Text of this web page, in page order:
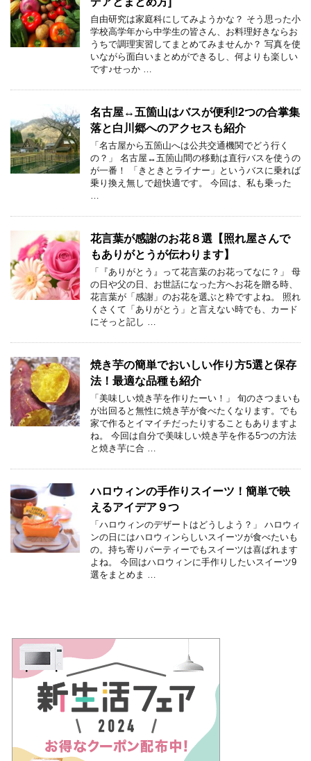
自由研究は家庭科にしてみようかな？ そう思った小
学校高学年から中学生の皆さん、お料理好きならお
うちで調理実習してまとめてみませんか？ 写真を使
いながら面白いまとめができるし、何よりも楽しい
です♪せっか …
名古屋↔五箇山はバスが便利!2つの合掌集
落と白川郷へのアクセスも紹介
「名古屋から五箇山へは公共交通機関でどう行く
の？」 名古屋↔五箇山間の移動は直行バスを使うの
が一番！ 「きときとライナー」というバスに乗れば
乗り換え無しで超快適です。 今回は、私も乗った
花言葉が感謝のお花８選【照れ屋さんで
もありがとうが伝わります】
「『ありがとう』って花言葉のお花ってなに？」 母
の日や父の日、お世話になった方へお花を贈る時、
花言葉が「感謝」のお花を選ぶと粋ですよね。 照れ
くさくて「ありがとう」と言えない時でも、カード
にそっと記し …
焼き芋の簡単でおいしい作り方5選と保存
法！最適な品種も紹介
「美味しい焼き芋を作りたーい！」 旬のさつまいも
が出回ると無性に焼き芋が食べたくなります。でも
家で作るとイマイチだったりすることもありますよ
ね。 今回は自分で美味しい焼き芋を作る5つの方法
と焼き芋に合 …
ハロウィンの手作りスイーツ！簡単で映
えるアイデア９つ
「ハロウィンのデザートはどうしよう？」 ハロウィ
ンの日にはハロウィンらしいスイーツが食べたいも
の。持ち寄りパーティーでもスイーツは喜ばれます
よね。 今回はハロウィンに手作りしたいスイーツ9
選をまとめま …